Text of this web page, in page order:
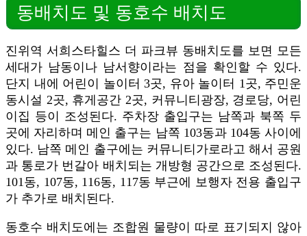
동배치도 및 동호수 배치도
진위역 서희스타힐스 더 파크뷰 동배치도를 보면 모든
세대가 남동이나 남서향이라는 점을 확인할 수 있다.
단지 내에 어린이 놀이터 3곳, 유아 놀이터 1곳, 주민운
동시설 2곳, 휴게공간 2곳, 커뮤니티광장, 경로당, 어린
이집 등이 조성된다. 주차장 출입구는 남쪽과 북쪽 두
곳에 자리하며 메인 출구는 남쪽 103동과 104동 사이에
있다. 남쪽 메인 출구에는 커뮤니티가로라고 해서 공원
과 통로가 번갈아 배치되는 개방형 공간으로 조성된다.
101동, 107동, 116동, 117동 부근에 보행자 전용 출입구
가 추가로 배치된다.
동호수 배치도에는 조합원 물량이 따로 표기되지 않아